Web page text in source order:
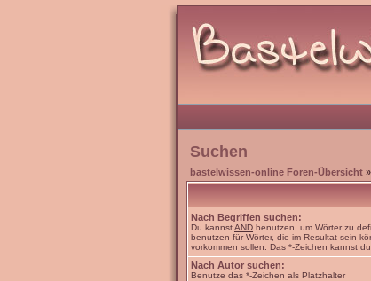
Suchen
bastelwissen-online Foren-Übersicht
Nach Begriffen suchen:
Du kannstAND benutzen, um Wörter zu
benutzen für Wörter, die im Resultat sein
vorkommen sollen. Das *-Zeichen kannst
Nach Autor suchen:
Benutze das *-Zeichen als Platzhalter